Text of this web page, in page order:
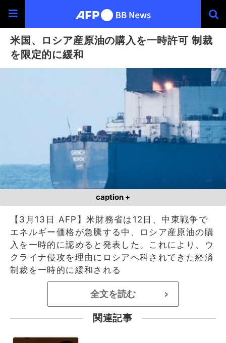
米国、ロシア産原油の購入を一時許可 制裁
を限定的に緩和
caption +
【3月13日 AFP】米財務省は12日、中東戦争で
エネルギー価格が急騰する中、ロシア産原油の購
入を一時的に認めると発表した。これにより、ウ
クライナ侵攻を理由にロシアへ科されてきた経済
制裁を一時的に緩和される
全文を読む >
関連記事